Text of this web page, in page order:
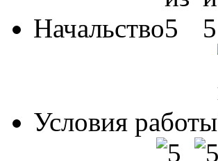
Начальство
Условия работы